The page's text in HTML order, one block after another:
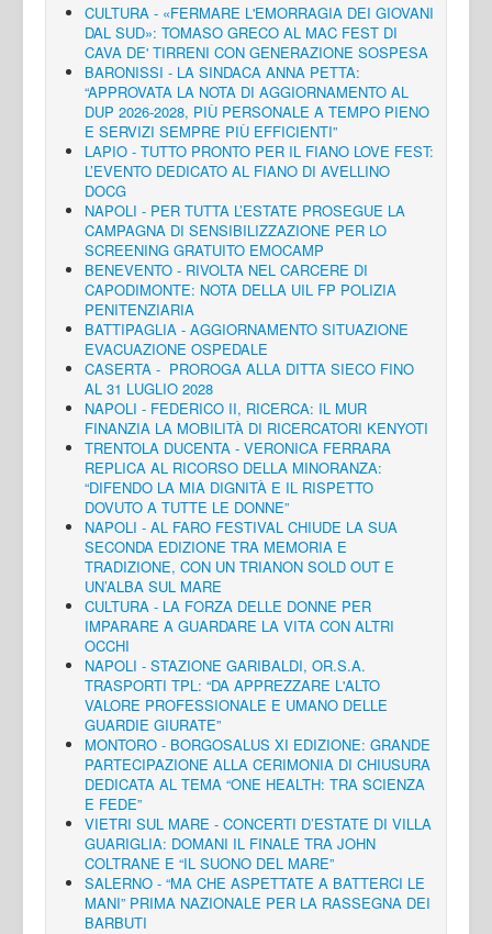
CULTURA - «FERMARE L'EMORRAGIA DEI GIOVANI
DAL SUD»: TOMASO GRECO AL MAC FEST DI
CAVA DE' TIRRENI CON GENERAZIONE SOSPESA
BARONISSI - LA SINDACA ANNA PETTA:
“APPROVATA LA NOTA DI AGGIORNAMENTO AL
DUP 2026-2028, PIÙ PERSONALE A TEMPO PIENO
E SERVIZI SEMPRE PIÙ EFFICIENTI”
LAPIO - TUTTO PRONTO PER IL FIANO LOVE FEST:
L’EVENTO DEDICATO AL FIANO DI AVELLINO
DOCG
NAPOLI - PER TUTTA L’ESTATE PROSEGUE LA
CAMPAGNA DI SENSIBILIZZAZIONE PER LO
SCREENING GRATUITO EMOCAMP
BENEVENTO - RIVOLTA NEL CARCERE DI
CAPODIMONTE: NOTA DELLA UIL FP POLIZIA
PENITENZIARIA
BATTIPAGLIA - AGGIORNAMENTO SITUAZIONE
EVACUAZIONE OSPEDALE
CASERTA - PROROGA ALLA DITTA SIECO FINO
AL 31 LUGLIO 2028
NAPOLI - FEDERICO II, RICERCA: IL MUR
FINANZIA LA MOBILITÀ DI RICERCATORI KENYOTI
TRENTOLA DUCENTA - VERONICA FERRARA
REPLICA AL RICORSO DELLA MINORANZA:
“DIFENDO LA MIA DIGNITÀ E IL RISPETTO
DOVUTO A TUTTE LE DONNE”
NAPOLI - AL FARO FESTIVAL CHIUDE LA SUA
SECONDA EDIZIONE TRA MEMORIA E
TRADIZIONE, CON UN TRIANON SOLD OUT E
UN’ALBA SUL MARE
CULTURA - LA FORZA DELLE DONNE PER
IMPARARE A GUARDARE LA VITA CON ALTRI
OCCHI
NAPOLI - STAZIONE GARIBALDI, OR.S.A.
TRASPORTI TPL: “DA APPREZZARE L'ALTO
VALORE PROFESSIONALE E UMANO DELLE
GUARDIE GIURATE”
MONTORO - BORGOSALUS XI EDIZIONE: GRANDE
PARTECIPAZIONE ALLA CERIMONIA DI CHIUSURA
DEDICATA AL TEMA “ONE HEALTH: TRA SCIENZA
E FEDE”
VIETRI SUL MARE - CONCERTI D’ESTATE DI VILLA
GUARIGLIA: DOMANI IL FINALE TRA JOHN
COLTRANE E “IL SUONO DEL MARE”
SALERNO - “MA CHE ASPETTATE A BATTERCI LE
MANI” PRIMA NAZIONALE PER LA RASSEGNA DEI
BARBUTI